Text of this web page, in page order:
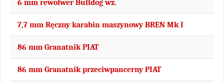
6 mm rewolwer Bulldog wz.
7,7 mm Ręczny karabin maszynowy BREN Mk I
86 mm Granatnik PIAT
86 mm Granatnik przeciwpancerny PIAT